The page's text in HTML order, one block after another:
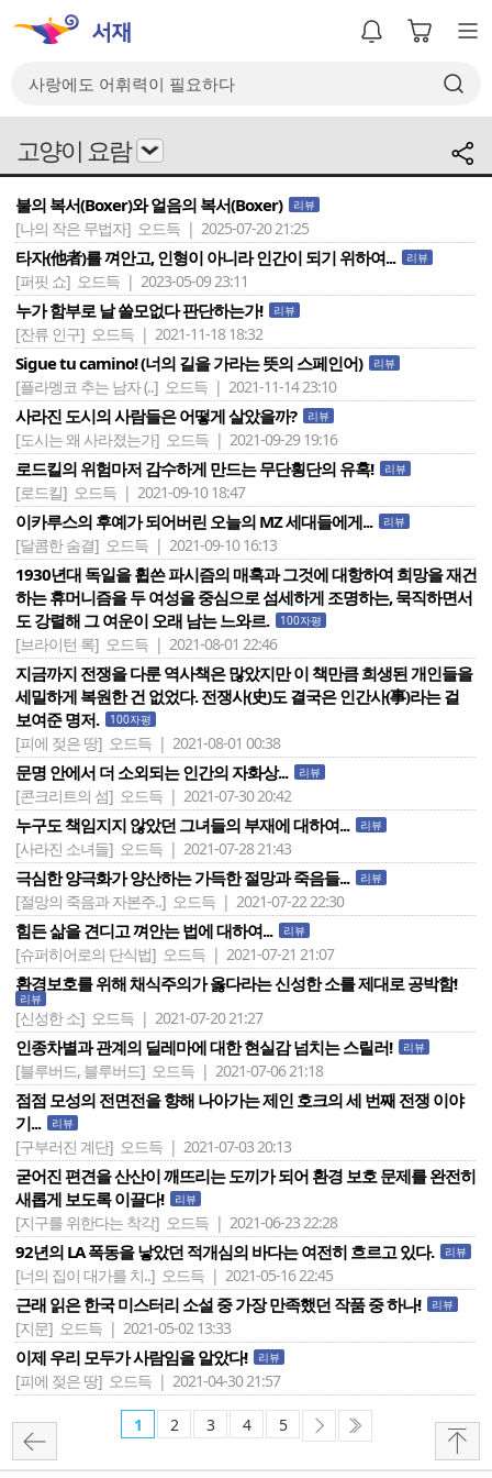
고양이 요람
불의 복서(Boxer)와 얼음의 복서(Boxer) 리뷰
[나의 작은 무법자] 오드득 | 2025-07-20 21:25
타자(他者)를 껴안고, 인형이 아니라 인간이 되기 위하여... 리뷰
[퍼핏 쇼] 오드득 | 2023-05-09 23:11
누가 함부로 날 쓸모없다 판단하는가! 리뷰
[잔류 인구] 오드득 | 2021-11-18 18:32
Sigue tu camino! (너의 길을 가라는 뜻의 스페인어) 리뷰
[플라멩코 추는 남자 (..] 오드득 | 2021-11-14 23:10
사라진 도시의 사람들은 어떻게 살았을까? 리뷰
[도시는 왜 사라졌는가] 오드득 | 2021-09-29 19:16
로드킬의 위험마저 감수하게 만드는 무단횡단의 유혹! 리뷰
[로드킬] 오드득 | 2021-09-10 18:47
이카루스의 후예가 되어버린 오늘의 MZ 세대들에게... 리뷰
[달콤한 숨결] 오드득 | 2021-09-10 16:13
1930년대 독일을 휩쓴 파시즘의 매혹과 그것에 대항하여 희망을 재건
하는 휴머니즘을 두 여성을 중심으로 섬세하게 조명하는, 묵직하면서
도 강렬해 그 여운이 오래 남는 느와르.
100자평
[브라이턴 록] 오드득 | 2021-08-01 22:46
지금까지 전쟁을 다룬 역사책은 많았지만 이 책만큼 희생된 개인들을
세밀하게 복원한 건 없었다. 전쟁사(史)도 결국은 인간사(事)라는 걸
보여준 명저.
100자평
[피에 젖은 땅] 오드득 | 2021-08-01 00:38
문명 안에서 더 소외되는 인간의 자화상... 리뷰
[콘크리트의 섬] 오드득 | 2021-07-30 20:42
누구도 책임지지 않았던 그녀들의 부재에 대하여... 리뷰
[사라진 소녀들] 오드득 | 2021-07-28 21:43
극심한 양극화가 양산하는 가득한 절망과 죽음들... 리뷰
[절망의 죽음과 자본주..] 오드득 | 2021-07-22 22:30
힘든 삶을 견디고 껴안는 법에 대하여... 리뷰
[슈퍼히어로의 단식법] 오드득 | 2021-07-21 21:07
환경보호를 위해 채식주의가 옳다라는 신성한 소를 제대로 공박함!
리뷰
[신성한 소] 오드득 | 2021-07-20 21:27
인종차별과 관계의 딜레마에 대한 현실감 넘치는 스릴러! 리뷰
[블루버드, 블루버드] 오드득 | 2021-07-06 21:18
점점 모성의 전면전을 향해 나아가는 제인 호크의 세 번째 전쟁 이야
기...
리뷰
[구부러진 계단] 오드득 | 2021-07-03 20:13
굳어진 편견을 산산이 깨뜨리는 도끼가 되어 환경 보호 문제를 완전히
새롭게 보도록 이끌다!
리뷰
[지구를 위한다는 착각] 오드득 | 2021-06-23 22:28
92년의 LA 폭동을 낳았던 적개심의 바다는 여전히 흐르고 있다. 리뷰
[너의 집이 대가를 치..] 오드득 | 2021-05-16 22:45
근래 읽은 한국 미스터리 소설 중 가장 만족했던 작품 중 하나! 리뷰
[지문] 오드득 | 2021-05-02 13:33
이제 우리 모두가 사람임을 알았다! 리뷰
[피에 젖은 땅] 오드득 | 2021-04-30 21:57
1 2 3 4 5